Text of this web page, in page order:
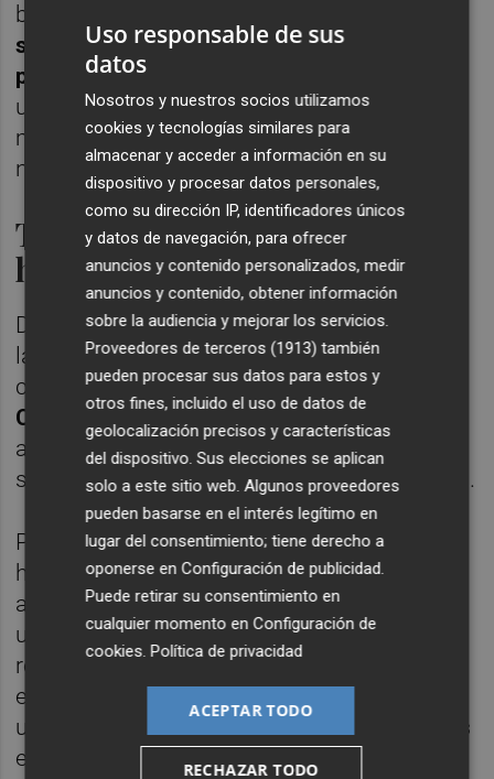
base a un "principio de precaución", que
se podrá utilizar este agua para beber ni
para preparar alimentos,
utilizada para cualquier otro uso,
manteniéndose estas limitaciones hasta
nuevo aviso".
Tres puntos alternativos
habilitados
Desde el Ayuntamiento reiteran que las
labores de restablecimiento "se están
coordinando de forma permanente con el
Centro de Salud Pública de Castelló
autoridad competente en la vigilancia
sanitaria de la calidad del agua de consumo".
Para minimizar el corte, la operadora ha
habilitado tres puntos de suministro
alternativo de toma de agua en tres
ubicaciones, dándose prioridad a la
residencia de mayores de Oasis. Se
encuentran en la
urbanización de las Palmas; en
Les Llimeres
en
; y en las calles
Uso responsable de sus
datos
Nosotros y nuestros socios utilizamos
cookies y tecnologías similares para
almacenar y acceder a información en su
dispositivo y procesar datos personales,
como su dirección IP, identificadores únicos
y datos de navegación, para ofrecer
anuncios y contenido personalizados, medir
anuncios y contenido, obtener información
sobre la audiencia y mejorar los servicios.
Proveedores de terceros (1913) también
pueden procesar sus datos para estos y
otros fines, incluido el uso de datos de
geolocalización precisos y características
del dispositivo. Sus elecciones se aplican
solo a este sitio web. Algunos proveedores
pueden basarse en el interés legítimo en
lugar del consentimiento; tiene derecho a
oponerse enConfiguración de publicidad.
Puede retirar su consentimiento en
cualquier momento enConfiguración de
cookies.Política de privacidad
ACEPTAR TODO
RECHAZAR TODO